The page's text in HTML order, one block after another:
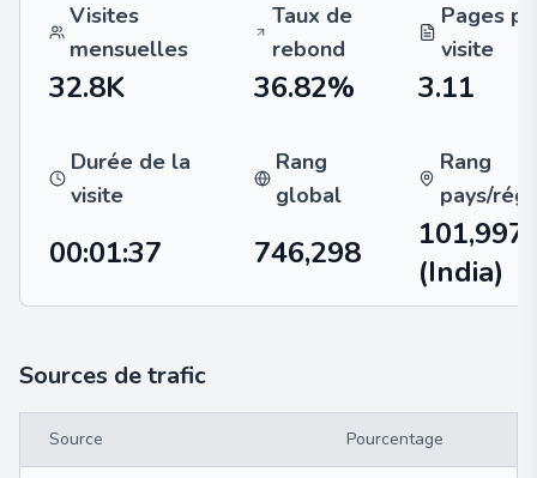
Visites
mensuelles
Taux de
rebond
Pages
visite
32.8K 36.82% 3.11
Durée de la
visite
Rang
global
Rang
pays/
00:01:37 746,298
101,997
(India)
Sources de trafic
Source Pourcentage